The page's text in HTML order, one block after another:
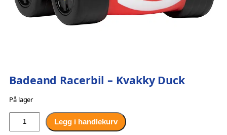
Badeand Racerbil – Kvakky Duck
På lager
a
Legg i handlekurv